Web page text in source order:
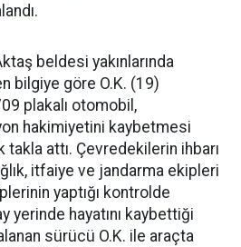
beldesi yakınlarında
bilgiye göre O.K. (19)
plakalı otomobil,
hakimiyetini kaybetmesi
takla attı. Çevredekilerin ihbarı
itfaiye ve jandarma ekipleri
yaptığı kontrolde
yerinde hayatını kaybettiği
sürücü O.K. ile araçta